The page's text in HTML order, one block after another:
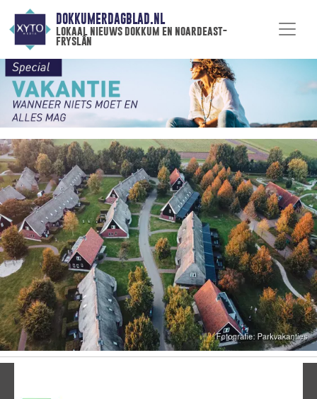
DOKKUMERDAGBLAD.NL
lokaal nieuws dokkum en noardeast-
fryslân